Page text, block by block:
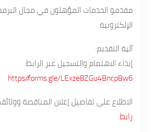
مقدمو الخدمات المؤهلون في مجال
الإلكترونية
آلية التقديم:
إبداء الاهتمام والتسجيل عبر الرابط:
https://forms.gle/LExze8ZGu4Bncp8w6
الاطلاع على تفاصيل إعلان المناقصة
رابط